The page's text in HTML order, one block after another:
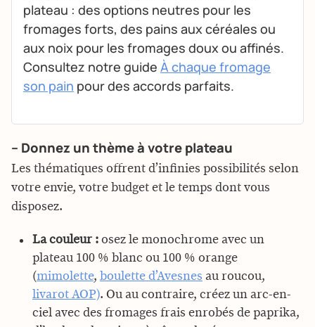
plateau : des options neutres pour les
fromages forts, des pains aux céréales ou
aux noix pour les fromages doux ou affinés.
Consultez notre guide À chaque fromage
son pain pour des accords parfaits.
– Donnez un thème à votre plateau
Les thématiques offrent d’infinies possibilités selon
votre envie, votre budget et le temps dont vous
disposez.
La couleur : osez le monochrome avec un
plateau 100 % blanc ou 100 % orange
(mimolette, boulette d’Avesnes au roucou,
livarot AOP). Ou au contraire, créez un arc-en-
ciel avec des fromages frais enrobés de paprika,